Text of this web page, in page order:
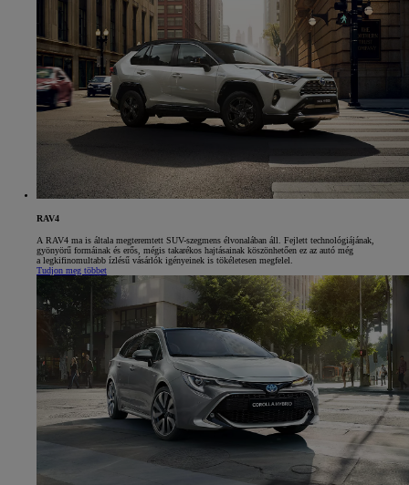
RAV4
A RAV4 ma is általa megteremtett SUV-szegmens élvonalában áll. Fejlett technológiájának,
gyönyörű formáinak és erős, mégis takarékos hajtásainak köszönhetően ez az autó még
a legkifinomultabb ízlésű vásárlók igényeinek is tökéletesen megfelel.
Tudjon meg többet